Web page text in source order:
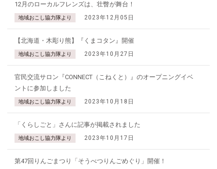
12月のローカルフレンズは、壮瞥が舞台！
地域おこし協力隊より 2023年12月05日
【北海道・木彫り熊】『くまコタン』開催
地域おこし協力隊より 2023年10月27日
官民交流サロン『CONNECT（こねくと）』のオープニングイベ
ントに参加しました
地域おこし協力隊より 2023年10月18日
「くらしごと」さんに記事が掲載されました
地域おこし協力隊より 2023年10月17日
第47回りんごまつり「そうべつりんごめぐり」開催！